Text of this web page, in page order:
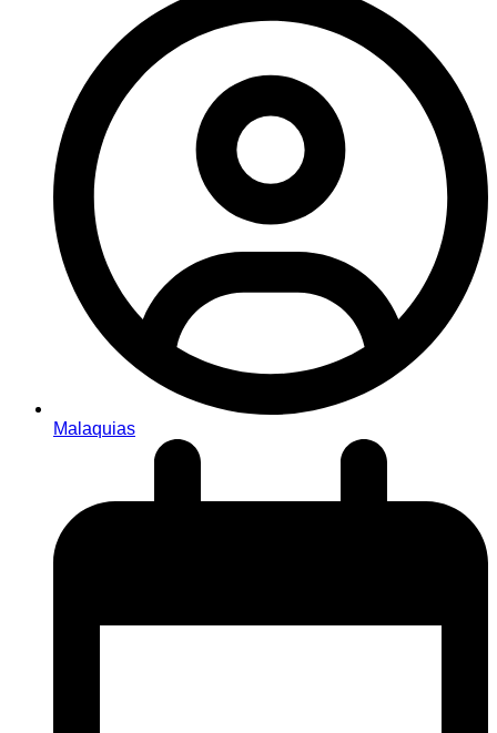
Malaquias